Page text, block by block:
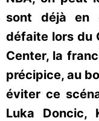
sont déjà en
défaite lors du
Center, la
précipice, au
éviter ce
Luka Doncic,